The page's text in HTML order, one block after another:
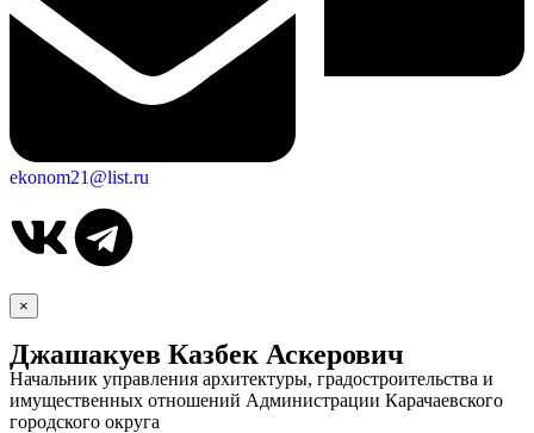
КСП КГО
ekonom21@list.ru
×
Джашакуев Казбек Аскерович
Начальник управления архитектуры, градостроительства и
имущественных отношений Администрации Карачаевского
городского округа